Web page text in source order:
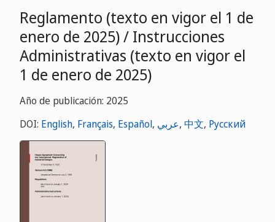
Reglamento (texto en vigor el 1 de
enero de 2025) / Instrucciones
Administrativas (texto en vigor el
1 de enero de 2025)
Año de publicación: 2025
DOI: English, Français, Español, عربي, 中文, Русский